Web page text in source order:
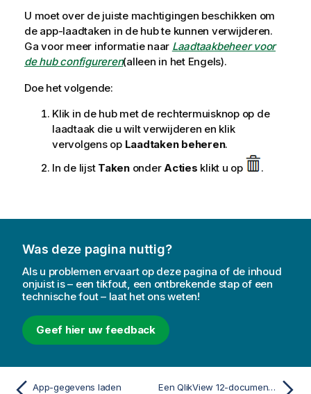
U moet over de juiste machtigingen beschikken om
de app-laadtaken in de hub te kunnen verwijderen.
Ga voor meer informatie naar Laadtaakbeheer voor
de hub configureren(alleen in het Engels).
Doe het volgende:
Klik in de hub met de rechtermuisknop op de
laadtaak die u wilt verwijderen en klik
vervolgens op Laadtaken beheren.
In de lijst TakenonderActies klikt u op .
Was deze pagina nuttig?
Als u problemen ervaart op deze pagina of de inhoud
onjuist is – een tikfout, een ontbrekende stap of een
technische fout – laat het ons weten!
Geef hier uw feedback
App-gegevens laden Een QlikView 12-document converteren naar een Qlik Sense-app